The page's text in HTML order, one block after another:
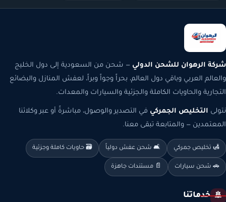
شركة الرهوان للشحن الدولي — شحن من السعودية إلى دول الخليج
والعالم العربي وباقي دول العالم، بحراً وجواً وبراً، لعفش المنازل والبضائع
التجارية والحاويات الكاملة والجزئية والسيارات والمعدات.
نتولى التخليص الجمركي في التصدير والوصول، مباشرةً أو عبر وكلائنا
المعتمدين — والمتابعة تبقى معنا.
🛃 تخليص جمركي 🛋️ شحن عفش دولياً 🗃️ حاويات كاملة وجزئية
🚗 شحن سيارات 📄 مستندات جاهزة
🚢 خدماتنا